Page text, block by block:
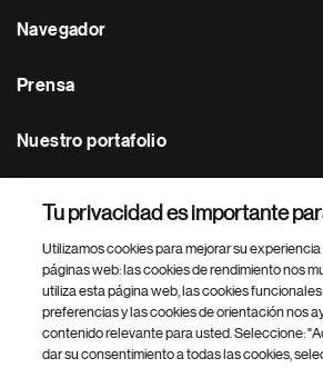
Navegador
Prensa
Nuestro portafolio
Footer Site Search
Tu privacidad es importante
Utilizamos cookies para mejorar su
páginas web: las cookies de rendimiento nos
utiliza esta página web, las cookies
preferencias y las cookies de orientación nos
contenido relevante para usted. Seleccione:
dar su consentimiento a todas las cookies,